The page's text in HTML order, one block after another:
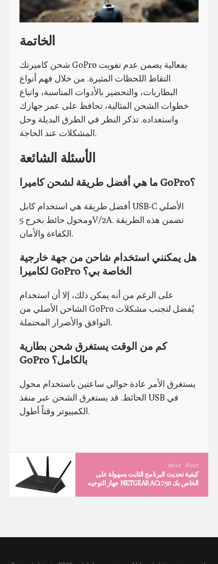
الخاتمة
شحن كاميرتك GoPro بفعالية يضمن عدم تفويت
التقاط اللحظات المثيرة. من خلال فهم أنواع
البطاريات، والتحضير بالأدوات المناسبة، واتباع
خطوات الشحن المثالية، تحافظ على عمر جهازك
واستعداده. تذكر النظر في الطرق البديلة وحل
المشكلات عند الحاجة.
الأسئلة الشائعة
ما هي أفضل طريقة لشحن كاميرا GoPro؟
أفضل طريقة هي استخدام كابل USB-C الأصلي
ومحول حائط بخرج 5V/2A. تضمن هذه الطريقة
الكفاءة والأمان.
هل يمكنني استخدام شاحن من جهة خارجية
لكاميرا GoPro الخاصة بي؟
على الرغم من أنه يمكن ذلك، إلا أن استخدام
الشاحن الأصلي من GoPro يُفضل لتجنب مشكلات
التوافق والأضرار المحتملة.
كم من الوقت يستغرق شحن بطارية
GoPro بالكامل؟
يستغرق الأمر عادة حوالي ساعتين باستخدام محول
الحائط. قد يستغرق الشحن عبر منفذ USB في
الكمبيوتر وقتاً أطول.
Next Post
كيفية تحديث البرنامج الثابت بسهولة على
جهاز التوجيه NETGEAR AC1750 الخاص بك